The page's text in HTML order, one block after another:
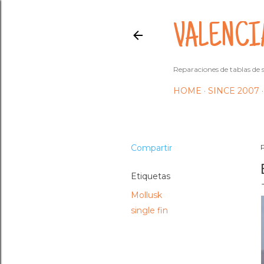
Reparaciones de tablas
HOME SINCE 2007
Compartir
Etiquetas
Mollusk
single fin